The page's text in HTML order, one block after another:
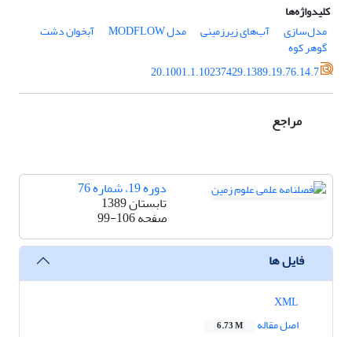
کلیدواژه‌ها
مدل‌سازی
آب‌های زیرزمینی مدل MODFLOW آبخوان دشت
گوهر کوه
20.1001.1.10237429.1389.19.76.14.7
مراجع
دوره 19، شماره 76
تابستان 1389
صفحه99-106
فایل ها
اصل مقاله
6.73 M